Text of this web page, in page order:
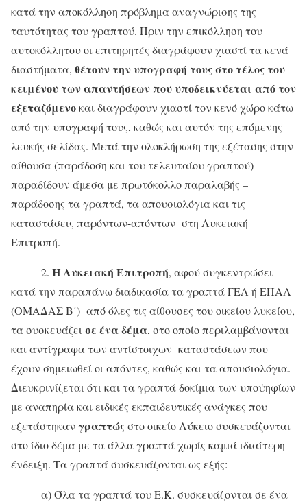
κατά την αποκόλληση πρόβλημα αναγνώρισης της
ταυτότητας του γραπτού. Πριν την επικόλληση του
αυτοκόλλητου οι επιτηρητές διαγράφουν χιαστί τα κενά
διαστήματα, θέτουν την υπογραφή τους στο τέλος του
κειμένου των απαντήσεων που υποδεικνύεται από τον
εξεταζόμενοκαι διαγράφουν χιαστί τον κενό χώρο κάτω
από την υπογραφή τους, καθώς και αυτόν της επόμενης
λευκής σελίδας. Μετά την ολοκλήρωση της εξέτασης στην
αίθουσα (παράδοση και του τελευταίου γραπτού)
παραδίδουν άμεσα με πρωτόκολλο παραλαβής –
παράδοσης τα γραπτά, τα απουσιολόγια και τις
καταστάσεις παρόντων-απόντων στη Λυκειακή
Επιτροπή.
2. Η Λυκειακή Επιτροπή, αφού συγκεντρώσει
κατά την παραπάνω διαδικασία τα γραπτά ΓΕΛ ή ΕΠΑΛ
(ΟΜΑΔΑΣ Β΄) από όλες τις αίθουσες του οικείου λυκείου,
τα συσκευάζεισε ένα δέμα, στο οποίο περιλαμβάνονται
και αντίγραφα των αντίστοιχων καταστάσεων που
έχουν σημειωθεί οι απόντες, καθώς και τα απουσιολόγια.
Διευκρινίζεται ότι και τα γραπτά δοκίμια των υποψηφίων
με αναπηρία και ειδικές εκπαιδευτικές ανάγκες που
εξετάστηκαν γραπτώςστο οικείο Λύκειο συσκευάζονται
στο ίδιο δέμα με τα άλλα γραπτά χωρίς καμιά ιδιαίτερη
ένδειξη. Τα γραπτά συσκευάζονται ως εξής:
α) Όλα τα γραπτά του Ε.Κ. συσκευάζονται σε ένα